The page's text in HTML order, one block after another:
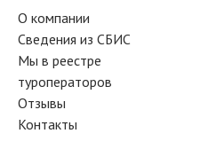
О компании
Сведения из СБИС
Мы в реестре
туроператоров
Отзывы
Контакты